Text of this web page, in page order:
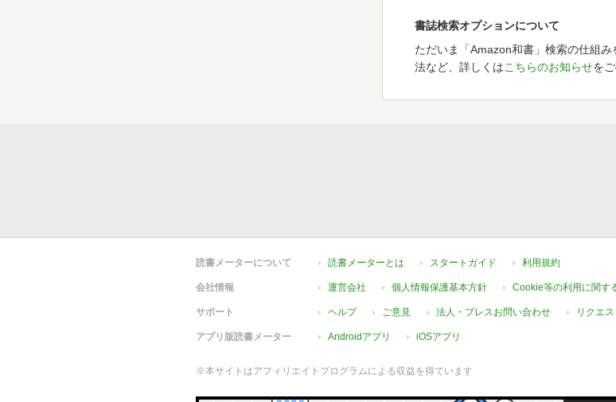
書誌検索オプションについて
ただいま「Amazon和書」検索の仕組
法など、詳しくはこちらのお知らせを
読書メーターについて 読書メーターとは スタートガイド 利用規約
会社情報 運営会社 個人情報保護基本方針 Cookie等の利用に関す
サポート ヘルプ ご意見 法人・プレスお問い合わせ リクエ
アプリ版読書メーター Androidアプリ iOSアプリ
※本サイトはアフィリエイトプログラムによる収益を得ています